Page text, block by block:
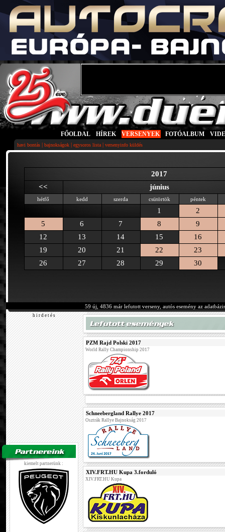
FŐOLDAL HÍREK VERSENYEK FOTÓALBUM
havi bontás | bajnokságok | egysoros lista | versenyinfo küldés
2017
<<
június
hétfő kedd szerda csütörtök péntek
1
2
5
6 7 8
9
12
13 14 15
16
19
20 21 22
23
26
27 28 29 30
59 új, 4836 már lefutott verseny, autós esemény az
h i r d e t é s
kiemelt partnerünk :
PZM Rajd Polski 2017
World Rally Championship 2017
Schneebergland Rallye 2017
Osztrák Rallye Bajnokság 2017
XIV.FRT.HU Kupa 3.forduló
XIV.FRT.HU Kupa